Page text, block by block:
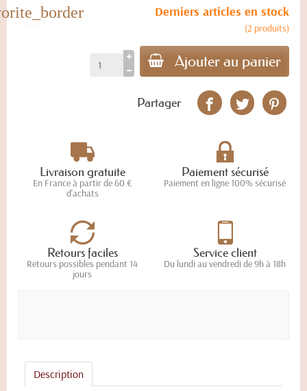
Derniers articles en stock
(2 produits)
Ajouter au panier
Partager
Livraison gratuite
En France à partir de 60 €
d'achats
Paiement sécurisé
Paiement en ligne 100% sécurisé
Retours faciles
Retours possibles pendant 14
jours
Service client
Du lundi au vendredi de 9h à 18h
Description